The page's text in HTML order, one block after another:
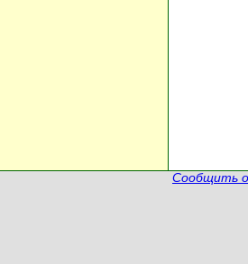
Сообщить о